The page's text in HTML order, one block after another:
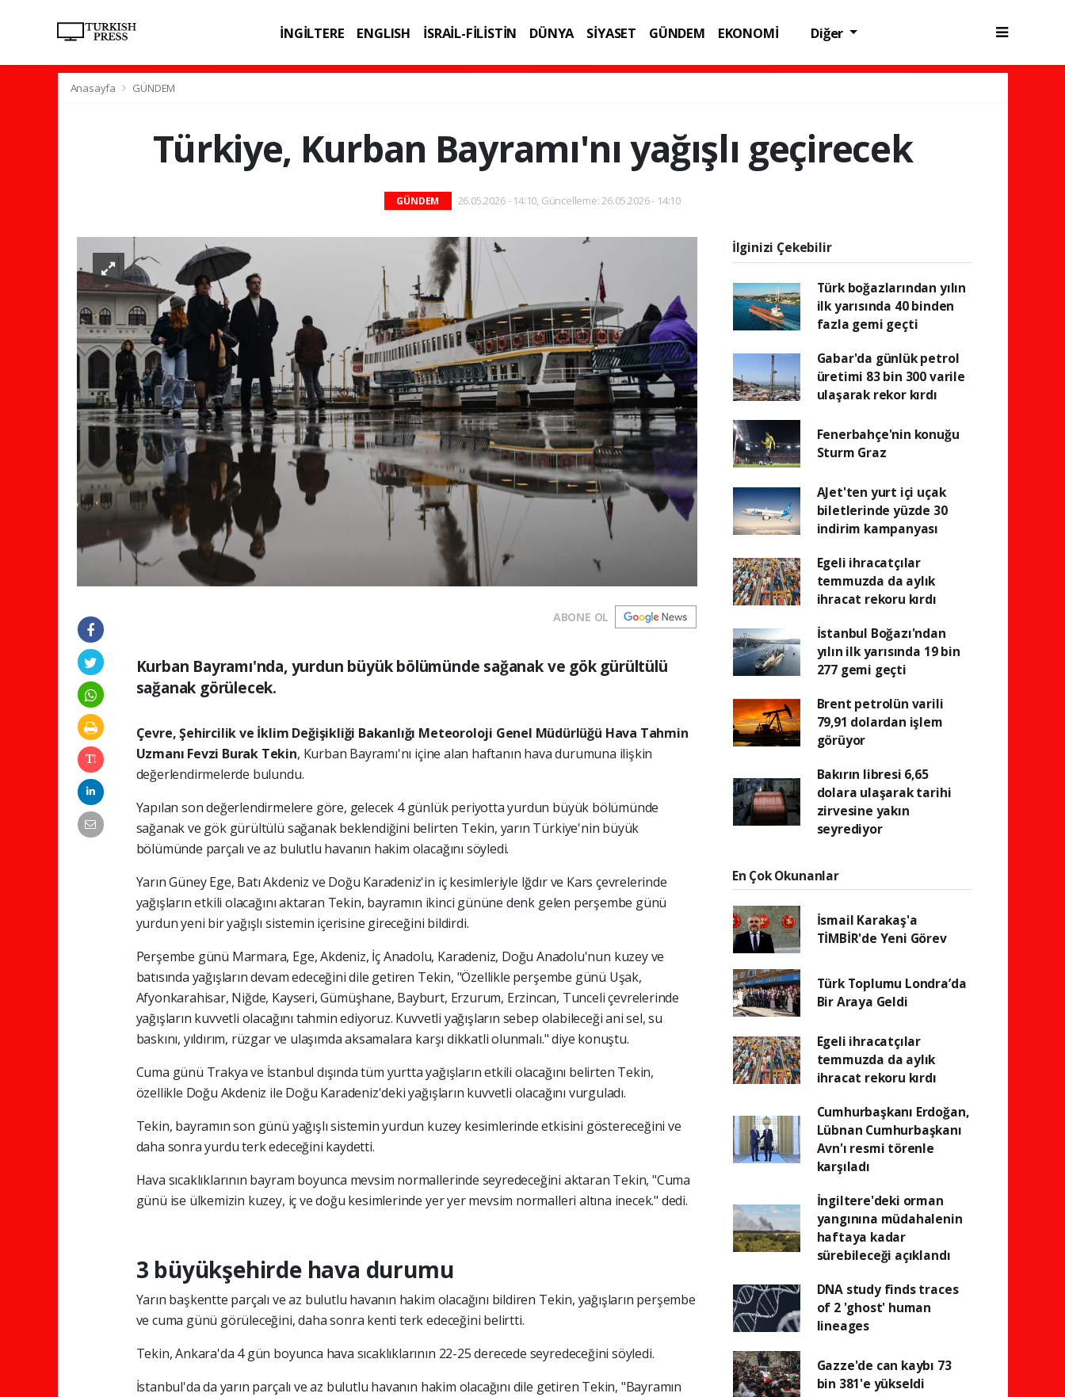
İNGİLTERE ENGLISH İSRAİL-FİLİSTİN DÜNYA SİYASET GÜNDEM
EKONOMİ
Diğer
Anasayfa GÜNDEM
Türkiye, Kurban Bayramı'nı yağışlı geçirecek
GÜNDEM 26.05.2026 - 14:10, Güncelleme: 26.05.2026 - 14:10
ABONE OL
Kurban Bayramı'nda, yurdun büyük bölümünde sağanak ve gök gürültülü
sağanak görülecek.
Çevre, Şehircilik ve İklim Değişikliği Bakanlığı Meteoroloji Genel Müdürlüğü Hava Tahmin
Uzmanı Fevzi Burak Tekin, Kurban Bayramı'nı içine alan haftanın hava durumuna ilişkin
değerlendirmelerde bulundu.
Yapılan son değerlendirmelere göre, gelecek 4 günlük periyotta yurdun büyük bölümünde
sağanak ve gök gürültülü sağanak beklendiğini belirten Tekin, yarın Türkiye'nin büyük
bölümünde parçalı ve az bulutlu havanın hakim olacağını söyledi.
Yarın Güney Ege, Batı Akdeniz ve Doğu Karadeniz'in iç kesimleriyle Iğdır ve Kars çevrelerinde
yağışların etkili olacağını aktaran Tekin, bayramın ikinci gününe denk gelen perşembe günü
yurdun yeni bir yağışlı sistemin içerisine gireceğini bildirdi.
Perşembe günü Marmara, Ege, Akdeniz, İç Anadolu, Karadeniz, Doğu Anadolu'nun kuzey ve
batısında yağışların devam edeceğini dile getiren Tekin, "Özellikle perşembe günü Uşak,
Afyonkarahisar, Niğde, Kayseri, Gümüşhane, Bayburt, Erzurum, Erzincan, Tunceli çevrelerinde
yağışların kuvvetli olacağını tahmin ediyoruz. Kuvvetli yağışların sebep olabileceği ani sel, su
baskını, yıldırım, rüzgar ve ulaşımda aksamalara karşı dikkatli olunmalı." diye konuştu.
Cuma günü Trakya ve İstanbul dışında tüm yurtta yağışların etkili olacağını belirten Tekin,
özellikle Doğu Akdeniz ile Doğu Karadeniz'deki yağışların kuvvetli olacağını vurguladı.
Tekin, bayramın son günü yağışlı sistemin yurdun kuzey kesimlerinde etkisini göstereceğini ve
daha sonra yurdu terk edeceğini kaydetti.
Hava sıcaklıklarının bayram boyunca mevsim normallerinde seyredeceğini aktaran Tekin, "Cuma
günü ise ülkemizin kuzey, iç ve doğu kesimlerinde yer yer mevsim normalleri altına inecek." dedi.
3 büyükşehirde hava durumu
Yarın başkentte parçalı ve az bulutlu havanın hakim olacağını bildiren Tekin, yağışların perşembe
ve cuma günü görüleceğini, daha sonra kenti terk edeceğini belirtti.
Tekin, Ankara'da 4 gün boyunca hava sıcaklıklarının 22-25 derecede seyredeceğini söyledi.
İstanbul'da da yarın parçalı ve az bulutlu havanın hakim olacağını dile getiren Tekin, "Bayramın
İlginizi Çekebilir
Türk boğazlarından yılın
ilk yarısında 40 binden
fazla gemi geçti
Gabar'da günlük petrol
üretimi 83 bin 300 varile
ulaşarak rekor kırdı
Fenerbahçe'nin konuğu
Sturm Graz
AJet'ten yurt içi uçak
biletlerinde yüzde 30
indirim kampanyası
Egeli ihracatçılar
temmuzda da aylık
ihracat rekoru kırdı
İstanbul Boğazı'ndan
yılın ilk yarısında 19 bin
277 gemi geçti
Brent petrolün varili
79,91 dolardan işlem
görüyor
Bakırın libresi 6,65
dolara ulaşarak tarihi
zirvesine yakın
seyrediyor
En Çok Okunanlar
İsmail Karakaş'a
TİMBİR'de Yeni Görev
Türk Toplumu Londra’da
Bir Araya Geldi
Egeli ihracatçılar
temmuzda da aylık
ihracat rekoru kırdı
Cumhurbaşkanı Erdoğan,
Lübnan Cumhurbaşkanı
Avn'ı resmi törenle
karşıladı
İngiltere'deki orman
yangınına müdahalenin
haftaya kadar
sürebileceği açıklandı
DNA study finds traces
of 2 'ghost' human
lineages
Gazze'de can kaybı 73
bin 381'e yükseldi